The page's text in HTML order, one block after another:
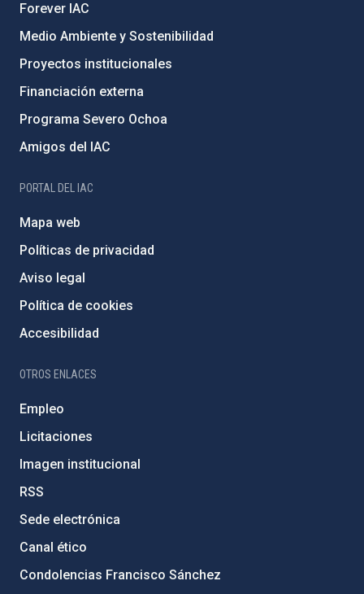
Forever IAC
Medio Ambiente y Sostenibilidad
Proyectos institucionales
Financiación externa
Programa Severo Ochoa
Amigos del IAC
PORTAL DEL IAC
Mapa web
Políticas de privacidad
Aviso legal
Política de cookies
Accesibilidad
OTROS ENLACES
Empleo
Licitaciones
Imagen institucional
RSS
Sede electrónica
Canal ético
Condolencias Francisco Sánchez